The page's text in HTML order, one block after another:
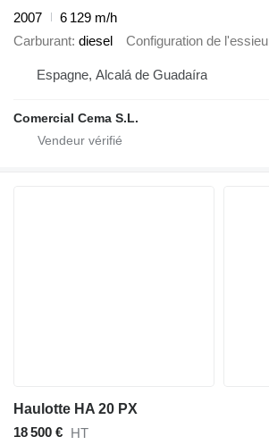
2007
6 129 m/h
Carburant diesel Configuration de l'essieu
Espagne, Alcalá de Guadaíra
Comercial Cema S.L.
Haulotte HA 20 PX
18 500 € HT